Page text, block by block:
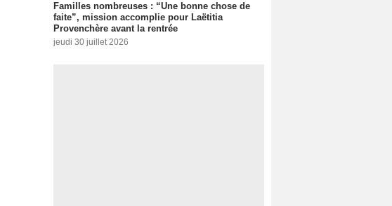
Familles nombreuses : “Une bonne chose de
faite”, mission accomplie pour Laëtitia
Provenchère avant la rentrée
jeudi 30 juillet 2026